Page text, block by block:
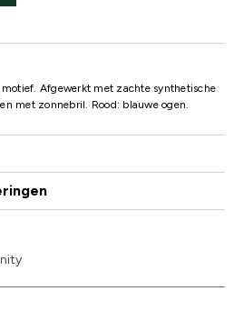
Afgewerkt met zachte synthetische
met zonnebril. Rood: blauwe ogen.